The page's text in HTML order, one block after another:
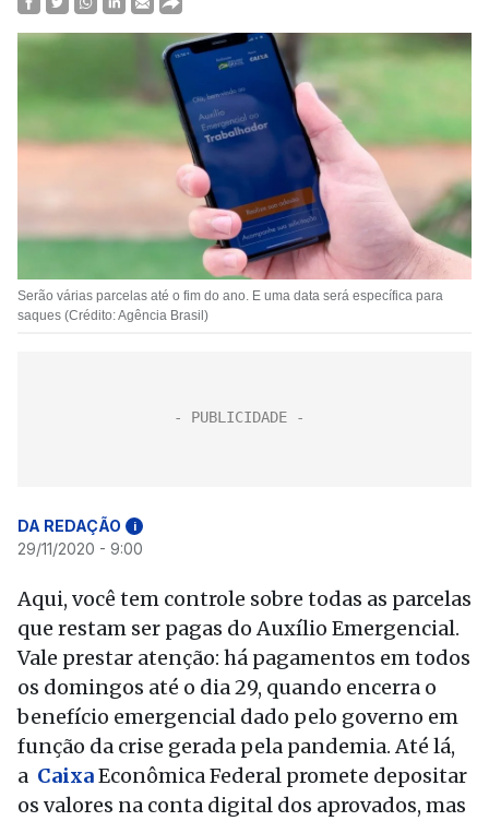
Serão várias parcelas até o fim do ano. E uma data será específica para
saques (Crédito: Agência Brasil)
DA REDAÇÃO i
29/11/2020 - 9:00
Aqui, você tem controle sobre todas as parcelas
que restam ser pagas do Auxílio Emergencial.
Vale prestar atenção: há pagamentos em todos
os domingos até o dia 29, quando encerra o
benefício emergencial dado pelo governo em
função da crise gerada pela pandemia. Até lá,
a CaixaEconômica Federal promete depositar
os valores na conta digital dos aprovados, mas